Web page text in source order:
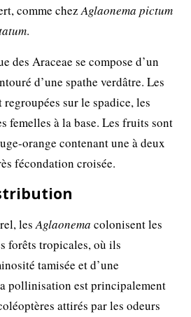
comme chezAglaonema pictum
.
des Araceae se compose d’un
d’une spathe verdâtre. Les
sur le spadice, les
femelles à la base. Les fruits sont
orange contenant une à deux
fécondation croisée.
lesAglaonema colonisent les
forêts tropicales, où ils
tamisée et d’une
pollinisation est principalement
attirés par les odeurs